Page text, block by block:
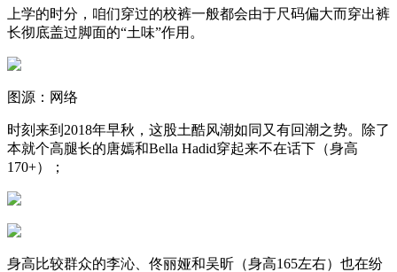
上学的时分，咱们穿过的校裤一般都会由于尺码偏大而穿出裤
长彻底盖过脚面的“土味”作用。
图源：网络
时刻来到2018年早秋，这股土酷风潮如同又有回潮之势。除了
本就个高腿长的唐嫣和Bella Hadid穿起来不在话下（身高
170+）；
身高比较群众的李沁、佟丽娅和吴昕（身高165左右）也在纷